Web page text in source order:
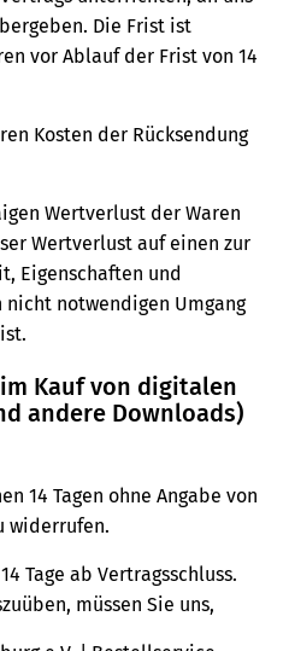
Die Frist ist
vor Ablauf der Frist von 14
Kosten der Rücksendung
Wertverlust der Waren
Wertverlust auf einen zur
Eigenschaften und
nicht notwendigen Umgang
Kauf von digitalen
andere Downloads)
14 Tagen ohne Angabe von
widerrufen.
Tage ab Vertragsschluss.
müssen Sie uns,